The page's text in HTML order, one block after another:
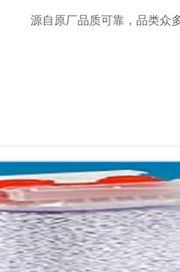
源自原厂品质可靠，品类众